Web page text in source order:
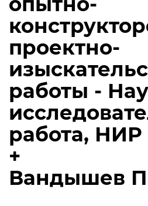
проектно-
работы -
работа, НИР
+
Вандышев